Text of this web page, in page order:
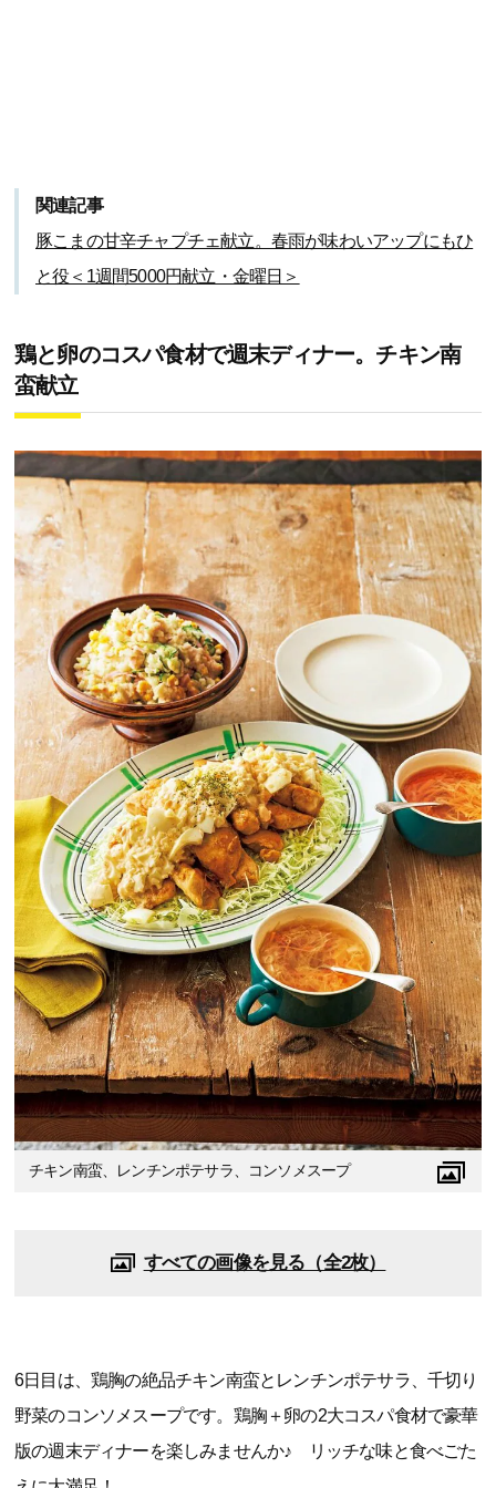
関連記事
豚こまの甘辛チャプチェ献立。春雨が味わいアップにもひ
と役＜1週間5000円献立・金曜日＞
鶏と卵のコスパ食材で週末ディナー。チキン南
蛮献立
チキン南蛮、レンチンポテサラ、コンソメスープ
すべての画像を見る（全2枚）
6日目は、鶏胸の絶品チキン南蛮とレンチンポテサラ、千切り
野菜のコンソメスープです。鶏胸＋卵の2大コスパ食材で豪華
版の週末ディナーを楽しみませんか♪ リッチな味と食べごた